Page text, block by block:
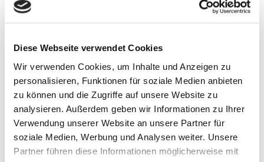
Diese Webseite verwendet Cookies
Wir verwenden Cookies, um Inhalte und Anzeigen zu
personalisieren, Funktionen für soziale Medien anbieten
zu können und die Zugriffe auf unsere Website zu
analysieren. Außerdem geben wir Informationen zu Ihrer
Verwendung unserer Website an unsere Partner für
soziale Medien, Werbung und Analysen weiter. Unsere
Partner führen diese Informationen möglicherweise mit
Anhängelast erhöhen für Citroen C3 Aircross, Bj. 06.2017-
Anhängelast Erhöhung für Citroen C3 Aircross, Bj. 06.2017-. Im
Lieferumfang befindet sich ein...
622,64 €
inkl. 19 % MwSt. zzgl. Versandkosten
DETAILS